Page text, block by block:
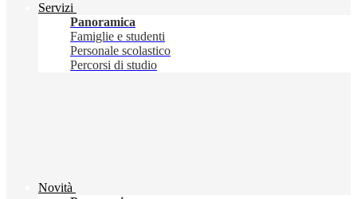
Servizi
Panoramica
Famiglie e studenti
Personale scolastico
Percorsi di studio
Novità